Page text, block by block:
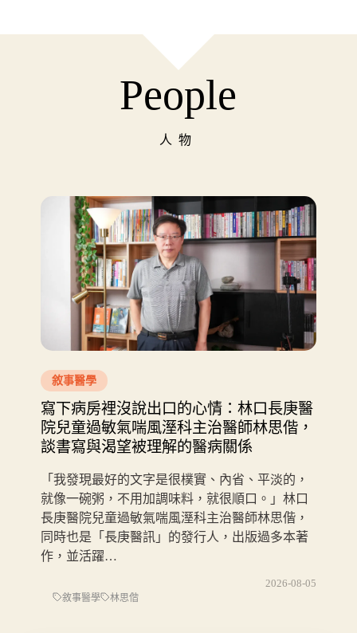
People
人物
敘事醫學
寫下病房裡沒說出口的心情：林口長庚醫
院兒童過敏氣喘風溼科主治醫師林思偕，
談書寫與渴望被理解的醫病關係
「我發現最好的文字是很樸實、內省、平淡的，
就像一碗粥，不用加調味料，就很順口。」林口
長庚醫院兒童過敏氣喘風溼科主治醫師林思偕，
同時也是「長庚醫訊」的發行人，出版過多本著
作，並活躍…
2026-08-05
敘事醫學 林思偕